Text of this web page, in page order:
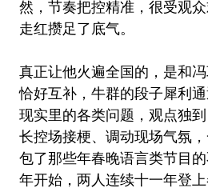
然，节奏把控精准，很受观
走红攒足了底气。
真正让他火遍全国的，是和
恰好互补，牛群的段子犀利
现实里的各类问题，观点独
长控场接梗、调动现场气氛
包了那些年春晚语言类节目
年开始，两人连续十一年登